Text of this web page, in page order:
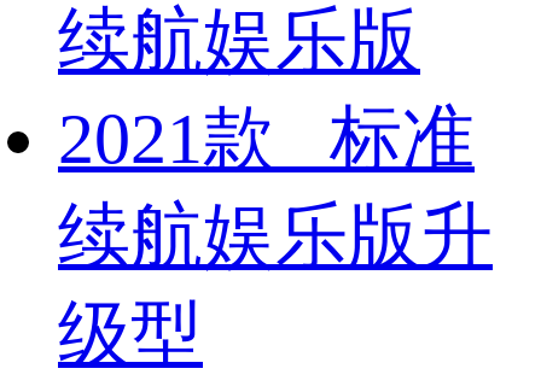
续航娱乐版
2021款 标准
续航娱乐版升
级型